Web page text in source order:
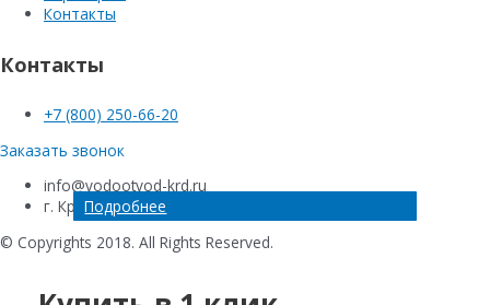
Подробнее
Подробнее
Подробнее
Подробнее
Контакты
Контакты
+7 (800) 250-66-20
Заказать звонок
info@vodootvod-krd.ru
г. Краснодар, ул. Новороссийская , 220Е
© Copyrights 2018. All Rights Reserved.